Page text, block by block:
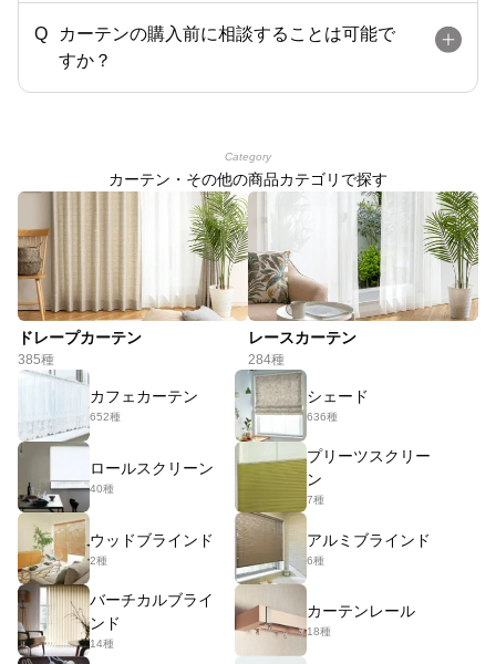
カーテンの購入前に相談することは可能で
すか？
Category
カーテン・その他の商品カテゴリで探す
ドレープカーテン
385種
レースカーテン
284種
カフェカーテン
652種
シェード
636種
ロールスクリーン
40種
プリーツスクリー
ン
7種
ウッドブラインド
2種
アルミブラインド
6種
バーチカルブライ
ンド
14種
カーテンレール
18種